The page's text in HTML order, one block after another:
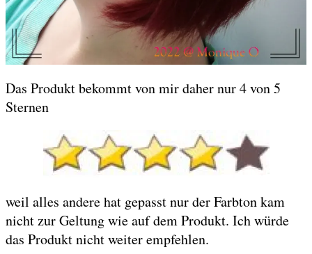
Das Produkt bekommt von mir daher nur 4 von 5
Sternen
weil alles andere hat gepasst nur der Farbton kam
nicht zur Geltung wie auf dem Produkt. Ich würde
das Produkt nicht weiter empfehlen.